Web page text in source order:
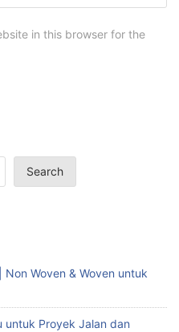
in this browser for the
Search
Woven & Woven untuk
untuk Proyek Jalan dan